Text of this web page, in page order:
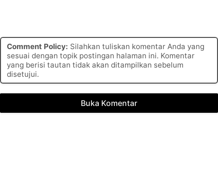
Comment Policy: Silahkan tuliskan komentar Anda yang
sesuai dengan topik postingan halaman ini. Komentar
yang berisi tautan tidak akan ditampilkan sebelum
disetujui.
Buka Komentar